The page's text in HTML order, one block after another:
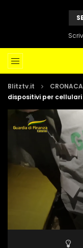
Blitztv.it CRONACA
dispositivi per